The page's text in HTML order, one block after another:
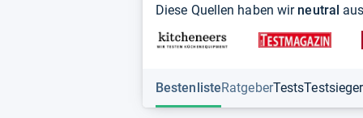
sich
Diese Quellen haben wir neutral
BestenlisteRatgeberTestsTestsieger